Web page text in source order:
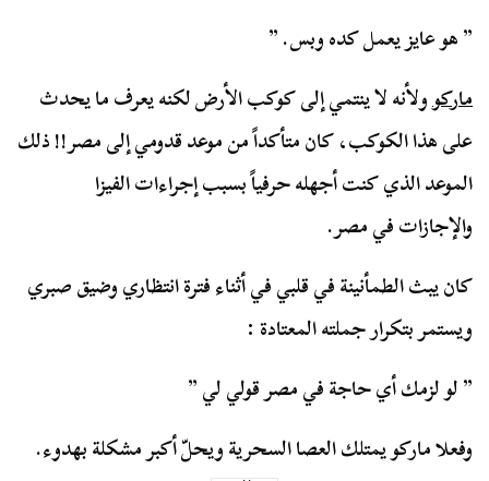
” هو عايز يعمل كده وبس. ”
ماركوولأنه لا ينتمي إلى كوكب الأرض لكنه يعرف ما يحدث
على هذا الكوكب، كان متأكداً من موعد قدومي إلى مصر!! ذلك
الموعد الذي كنت أجهله حرفياً بسبب إجراءات الفيزا
والإجازات في مصر.
كان يبث الطمأنينة في قلبي في أثناء فترة انتظاري وضيق صبري
ويستمر بتكرار جملته المعتادة :
” لو لزمك أي حاجة في مصر قولي لي ”
وفعلا ماركو يمتلك العصا السحرية ويحلّ أكبر مشكلة بهدوء.